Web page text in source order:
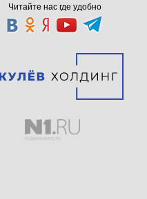
Читайте нас где удобно